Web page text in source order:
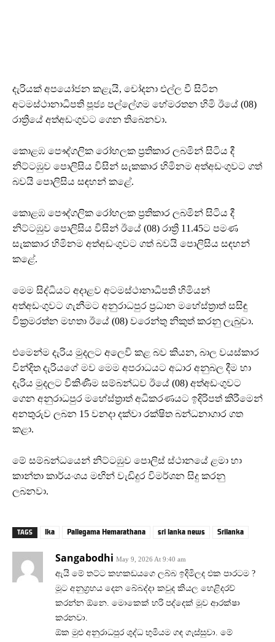
දැරියක් අපයෝජන කළැයි, චෝදනා එල්ල වී සිටින
අටමස්ථානාධිපති පූජ්‍ය පල්ලේගම හේමරතන හිමි ඊයේ (08)
රාත්‍රියේ අත්අඩංගුවට ගෙන තිබෙනවා.
කොළඹ පෞද්ගලික රෝහලක ප්‍රතිකාර ලබමින් සිටිය දී
නිට්ටඹුව පොලිසිය විසින් සැකකාර හිමිනම අත්අඩංගුවට ගත්
බවයි පොලිසිය සඳහන් කළේ.
කොළඹ පෞද්ගලික රෝහලක ප්‍රතිකාර ලබමින් සිටිය දී
නිට්ටඹුව පොලිසිය විසින් ඊයේ (08) රාත්‍රි 11.45ට පමණ
සැකකාර හිමිනම අත්අඩංගුවට ගත් බවයි පොලිසිය සඳහන්
කළේ.
මෙම සිද්ධියට අදාළව අටමස්ථානාධිපති හිමියන්
අත්අඩංගුවට ගැනීමට අනුරාධපුර ප්‍රධාන මහේස්ත්‍රාත් සසිඳු
වික්‍රමරත්න මහතා ඊයේ (08) වරෙන්තු නිකුත් කරනු ලැබුවා.
එමෙන්ම දැරිය මුදලට අලෙවි කළ බව කියන, බාල වයස්කාර
වින්දිත දැරියගේ මව මෙම අපරාධයට අධාර අනුබල දීම හා
දැරිය මුදලට විකිණීම සම්බන්ධව ඊයේ (08) අත්අඩංගුවට
ගෙන අනුරාධපුර මහේස්ත්‍රාත් අධිකරණයට ඉදිරිපත් කිරීමෙන්
අනතුරුව ලබන 15 වනදා දක්වා රක්ෂිත බන්ධනාගාර ගත
කළා.
මේ සම්බන්ධයෙන් නිට්ටඹුව පොලිස් ස්ථානයේ ළමා හා
කාන්තා කාර්යංශය මඟින් වැඩිදුර විමර්ශන සිදු කරනු
ලබනවා.
TAGS lka Pallegama Hemarathana sri lanka news Srilanka
Sangabodhi May 9, 2026 At 9:40 am
ඇයි මේ තට්ට කහකඩයගෙ ලබ්බ ඉදිමිලද එක පාරටම ?
මූට අනුග්‍රහය දෙන බේබද්දා කවුද කියල හෙළිදරව්
කරන්න ඕනෙ. මොකෙක් හරි පද්දෙක් මූව ආරක්ෂා
කරනවා.
ඕක මුළු අනුරාධපුර ශුද්ධ භුමියම ගඳ ගැස්සුවා. මේ